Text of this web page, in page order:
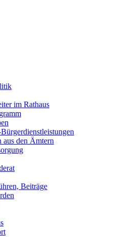
im Rathaus
aus den Ämtern
Beiträge